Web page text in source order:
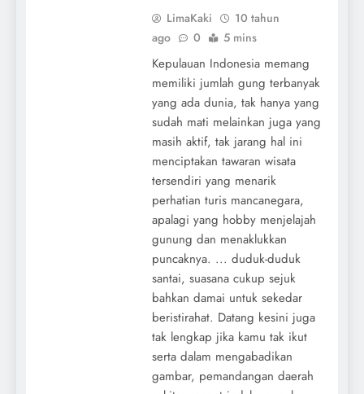
LimaKaki
10 tahun
ago
0 5 mins
Kepulauan Indonesia memang
memiliki jumlah gung terbanyak
yang ada dunia, tak hanya yang
sudah mati melainkan juga yang
masih aktif, tak jarang hal ini
menciptakan tawaran wisata
tersendiri yang menarik
perhatian turis mancanegara,
apalagi yang hobby menjelajah
gunung dan menaklukkan
puncaknya. ... duduk-duduk
santai, suasana cukup sejuk
bahkan damai untuk sekedar
beristirahat. Datang kesini juga
tak lengkap jika kamu tak ikut
serta dalam mengabadikan
gambar, pemandangan daerah